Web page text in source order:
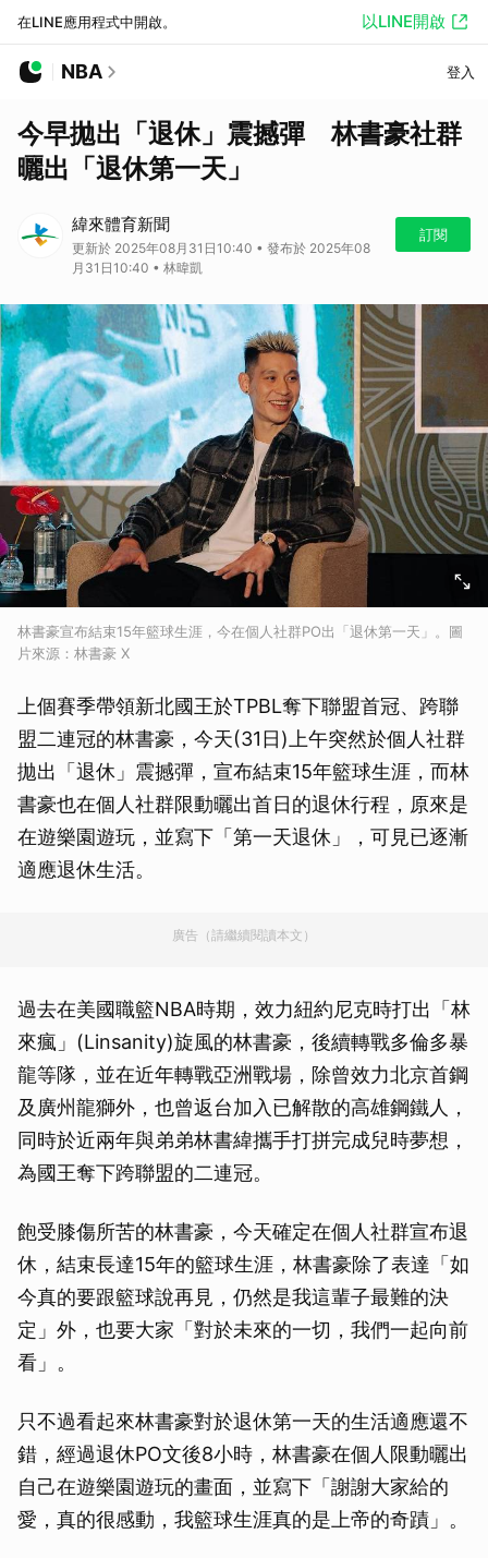
在LINE應用程式中開啟。 以LINE開啟
NBA 登入
今早拋出「退休」震撼彈 林書豪社群
曬出「退休第一天」
緯來體育新聞
更新於 2025年08月31日10:40 • 發布於 2025年08
月31日10:40 • 林暐凱
訂閱
林書豪宣布結束15年籃球生涯，今在個人社群PO出「退休第一天」。圖
片來源：林書豪 X
上個賽季帶領新北國王於TPBL奪下聯盟首冠、跨聯
盟二連冠的林書豪，今天(31日)上午突然於個人社群
拋出「退休」震撼彈，宣布結束15年籃球生涯，而林
書豪也在個人社群限動曬出首日的退休行程，原來是
在遊樂園遊玩，並寫下「第一天退休」，可見已逐漸
適應退休生活。
廣告（請繼續閱讀本文）
過去在美國職籃NBA時期，效力紐約尼克時打出「林
來瘋」(Linsanity)旋風的林書豪，後續轉戰多倫多暴
龍等隊，並在近年轉戰亞洲戰場，除曾效力北京首鋼
及廣州龍獅外，也曾返台加入已解散的高雄鋼鐵人，
同時於近兩年與弟弟林書緯攜手打拼完成兒時夢想，
為國王奪下跨聯盟的二連冠。
飽受膝傷所苦的林書豪，今天確定在個人社群宣布退
休，結束長達15年的籃球生涯，林書豪除了表達「如
今真的要跟籃球說再見，仍然是我這輩子最難的決
定」外，也要大家「對於未來的一切，我們一起向前
看」。
只不過看起來林書豪對於退休第一天的生活適應還不
錯，經過退休PO文後8小時，林書豪在個人限動曬出
自己在遊樂園遊玩的畫面，並寫下「謝謝大家給的
愛，真的很感動，我籃球生涯真的是上帝的奇蹟」。